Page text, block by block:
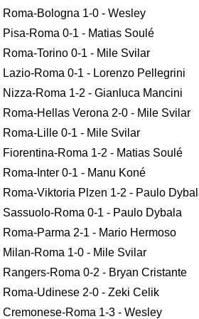
Roma-Bologna 1-0 - Wesley
Pisa-Roma 0-1 - Matias Soulé
Roma-Torino 0-1 - Mile Svilar
Lazio-Roma 0-1 - Lorenzo Pellegrini
Nizza-Roma 1-2 - Gianluca Mancini
Roma-Hellas Verona 2-0 - Mile Svilar
Roma-Lille 0-1 - Mile Svilar
Fiorentina-Roma 1-2 - Matias Soulé
Roma-Inter 0-1 - Manu Koné
Roma-Viktoria Plzen 1-2 - Paulo
Sassuolo-Roma 0-1 - Paulo Dybala
Roma-Parma 2-1 - Mario Hermoso
Milan-Roma 1-0 - Mile Svilar
Rangers-Roma 0-2 - Bryan Cristante
Roma-Udinese 2-0 - Zeki Celik
Cremonese-Roma 1-3 - Wesley